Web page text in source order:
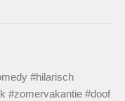
#hilarisch
#zomervakantie #doof